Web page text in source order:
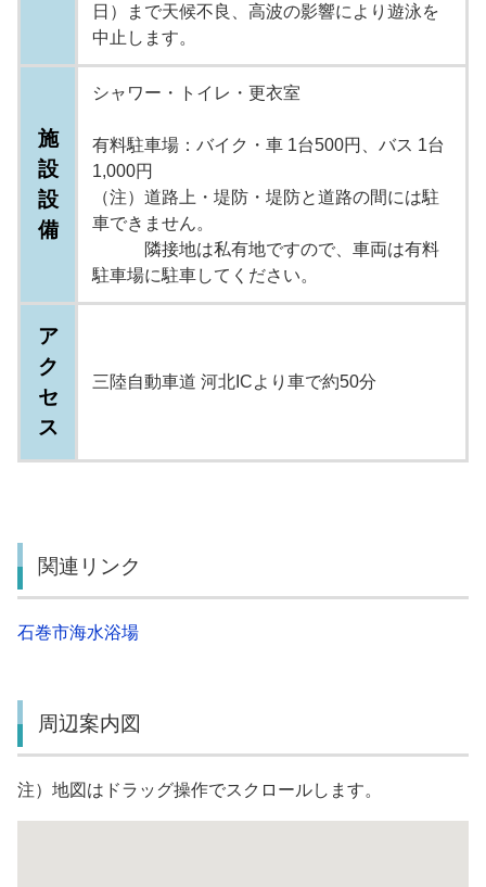
日）まで天候不良、高波の影響により遊泳を
中止します。
施
設
設
備
シャワー・トイレ・更衣室
有料駐車場：バイク・車 1台500円、バス 1台
1,000円
（注）道路上・堤防・堤防と道路の間には駐
車できません。
隣接地は私有地ですので、車両は有料
駐車場に駐車してください。
ア
ク
セ
ス
三陸自動車道 河北ICより車で約50分
関連リンク
石巻市海水浴場
周辺案内図
注）地図はドラッグ操作でスクロールします。